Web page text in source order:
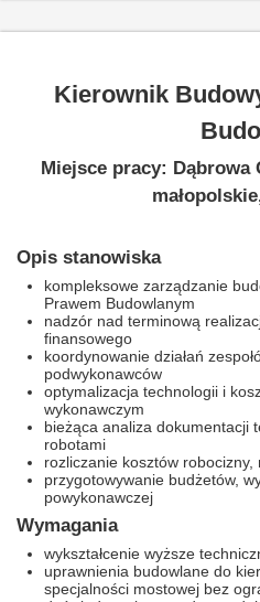
Kierownik
Miejsce pracy: Dąbrowa
Opis stanowiska
kompleksowe zarządzanie
Prawem Budowlanym
nadzór nad terminową
finansowego
koordynowanie działań
podwykonawców
optymalizacja technologii i
wykonawczym
bieżąca analiza dokumentacji
robotami
rozliczanie kosztów robocizny,
przygotowywanie budżetów,
powykonawczej
Wymagania
wykształcenie wyższe
uprawnienia budowlane do
specjalności mostowej bez